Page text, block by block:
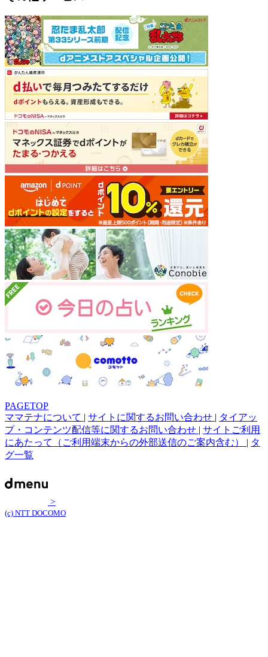
PAGETOP
ママテナについて | サイトに関するお問い合わせ | タイアッ
プ・コンテンツ配信等に関するお問い合わせ | サイトご利用
にあたって（ご利用端末からの外部送信のご案内含む） | タ
グ一覧
>
(c) NTT DOCOMO